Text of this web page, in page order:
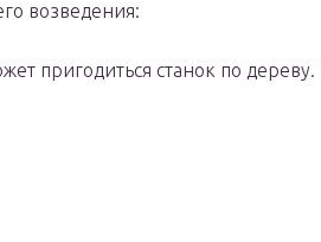
возведения:
пригодиться станок по дереву.